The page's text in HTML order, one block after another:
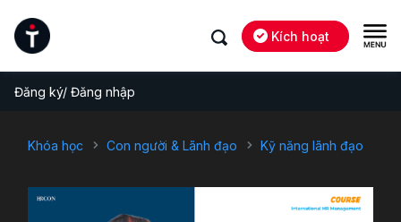
Kích hoạt
Đăng ký/ Đăng nhập
Khóa học Con người & Lãnh đạo Kỹ năng lãnh đạo